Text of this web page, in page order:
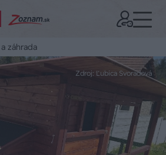
záhrada
Zdroj: Ľubica Svoradová